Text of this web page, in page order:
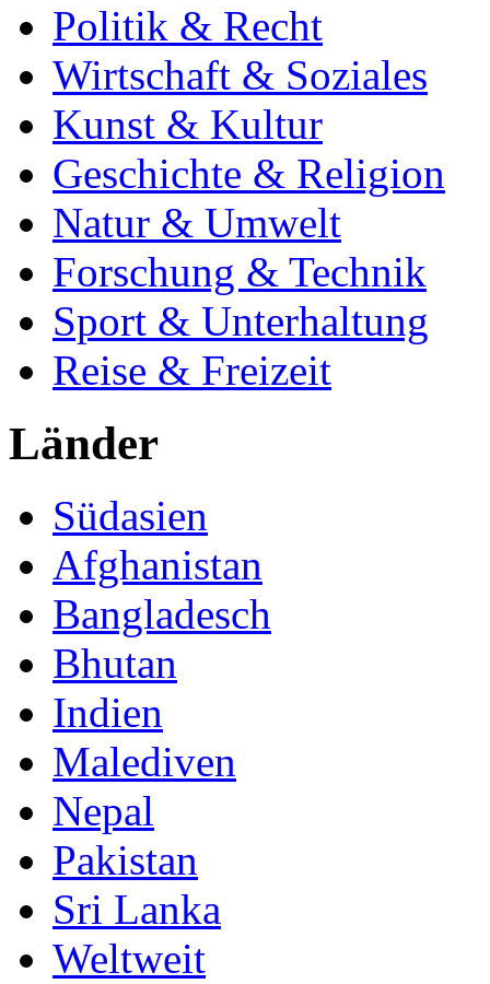
Politik & Recht
Wirtschaft & Soziales
Kunst & Kultur
Geschichte & Religion
Natur & Umwelt
Forschung & Technik
Sport & Unterhaltung
Reise & Freizeit
Länder
Südasien
Afghanistan
Bangladesch
Bhutan
Indien
Malediven
Nepal
Pakistan
Sri Lanka
Weltweit